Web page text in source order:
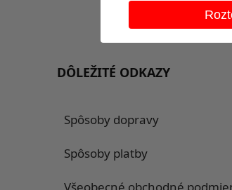
DÔLEŽITÉ ODKAZY
Spôsoby dopravy
Spôsoby platby